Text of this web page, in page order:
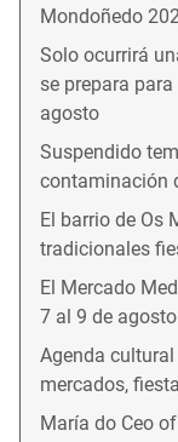
Mondoñedo
Solo ocurrirá
se prepara
agosto
Suspendido
contaminación
El barrio de Os
tradicionales
El Mercado
7 al 9 de
Agenda
mercados,
María do Ceo